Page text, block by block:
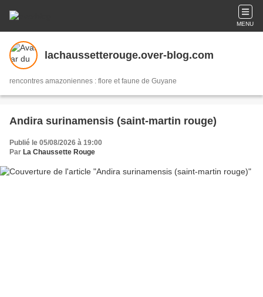
MENU
lachaussetterouge.over-blog.com
rencontres amazoniennes : flore et faune de Guyane
Andira surinamensis (saint-martin rouge)
Publié le 05/08/2026 à 19:00
Par La Chaussette Rouge